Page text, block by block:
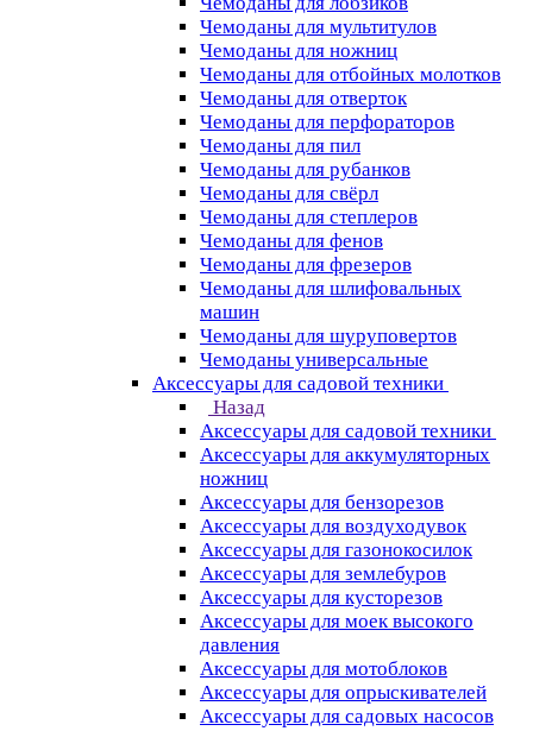
Чемоданы для мультитулов
Чемоданы для ножниц
Чемоданы для отбойных молотков
Чемоданы для отверток
Чемоданы для перфораторов
Чемоданы для пил
Чемоданы для рубанков
Чемоданы для свёрл
Чемоданы для степлеров
Чемоданы для фенов
Чемоданы для фрезеров
Чемоданы для шлифовальных
машин
Чемоданы для шуруповертов
Чемоданы универсальные
Аксессуары для садовой техники
Назад
Аксессуары для садовой техники
Аксессуары для аккумуляторных
ножниц
Аксессуары для бензорезов
Аксессуары для воздуходувок
Аксессуары для газонокосилок
Аксессуары для землебуров
Аксессуары для кусторезов
Аксессуары для моек высокого
давления
Аксессуары для мотоблоков
Аксессуары для опрыскивателей
Аксессуары для садовых насосов